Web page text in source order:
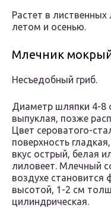
Растет в
летом и осенью.
Млечник мокрый
Несъедобный гриб.
Диаметр шляпки 4-8
выпуклая, позже
Цвет сероватого-
поверхность
вкус острый, белая
лиловеет. Млечный
воздухе
высотой, 1-2 см
цилиндрическая.